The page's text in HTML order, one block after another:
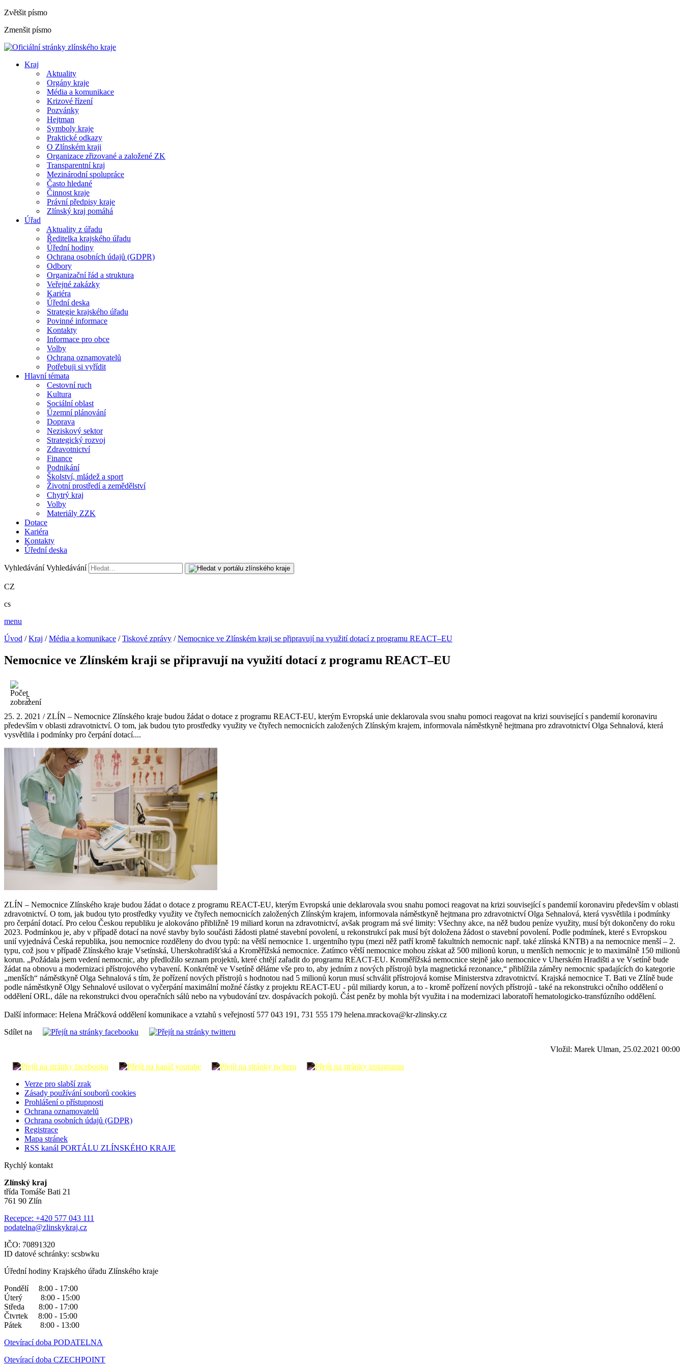
Zvětšit písmo
Zmenšit písmo
Kraj
Aktuality
Orgány kraje
Média a komunikace
Krizové řízení
Pozvánky
Hejtman
Symboly kraje
Praktické odkazy
O Zlínském kraji
Organizace zřizované a založené ZK
Transparentní kraj
Mezinárodní spolupráce
Často hledané
Činnost kraje
Právní předpisy kraje
Zlínský kraj pomáhá
Úřad
Aktuality z úřadu
Ředitelka krajského úřadu
Úřední hodiny
Ochrana osobních údajů (GDPR)
Odbory
Organizační řád a struktura
Veřejné zakázky
Kariéra
Úřední deska
Strategie krajského úřadu
Povinné informace
Kontakty
Informace pro obce
Volby
Ochrana oznamovatelů
Potřebuji si vyřídit
Hlavní témata
Cestovní ruch
Kultura
Sociální oblast
Územní plánování
Doprava
Neziskový sektor
Strategický rozvoj
Zdravotnictví
Finance
Podnikání
Školství, mládež a sport
Životní prostředí a zemědělství
Chytrý kraj
Volby
Materiály ZZK
Dotace
Kariéra
Kontakty
Úřední deska
Vyhledávání Vyhledávání
CZ
cs
menu
Úvod /Kraj /Média a komunikace /Tiskové zprávy /Nemocnice ve Zlínském kraji se připravují na využití dotací z programu REACT–EU
Nemocnice ve Zlínském kraji se připravují na využití dotací z programu REACT–EU
5
25. 2. 2021 / ZLÍN – Nemocnice Zlínského kraje budou žádat o dotace z programu REACT-EU, kterým Evropská unie deklarovala svou snahu pomoci reagovat na krizi související s pandemií koronaviru
především v oblasti zdravotnictví. O tom, jak budou tyto prostředky využity ve čtyřech nemocnicích založených Zlínským krajem, informovala náměstkyně hejtmana pro zdravotnictví Olga Sehnalová, která
vysvětlila i podmínky pro čerpání dotací....
ZLÍN – Nemocnice Zlínského kraje budou žádat o dotace z programu REACT-EU, kterým Evropská unie deklarovala svou snahu pomoci reagovat na krizi související s pandemií koronaviru především v oblasti
zdravotnictví. O tom, jak budou tyto prostředky využity ve čtyřech nemocnicích založených Zlínským krajem, informovala náměstkyně hejtmana pro zdravotnictví Olga Sehnalová, která vysvětlila i podmínky
pro čerpání dotací. Pro celou Českou republiku je alokováno přibližně 19 miliard korun na zdravotnictví, avšak program má své limity: Všechny akce, na něž budou peníze využity, musí být dokončeny do roku
2023. Podmínkou je, aby v případě dotací na nové stavby bylo součásti žádosti platné stavební povolení, u rekonstrukcí pak musí být doložena žádost o stavební povolení. Podle podmínek, které s Evropskou
unií vyjednává Česká republika, jsou nemocnice rozděleny do dvou typů: na větší nemocnice 1. urgentního typu (mezi něž patří kromě fakultních nemocnic např. také zlínská KNTB) a na nemocnice menší – 2.
typu, což jsou v případě Zlínského kraje Vsetínská, Uherskohradišťská a Kroměřížská nemocnice. Zatímco větší nemocnice mohou získat až 500 milionů korun, u menších nemocnic je to maximálně 150 milionů
korun. „Požádala jsem vedení nemocnic, aby předložilo seznam projektů, které chtějí zařadit do programu REACT-EU. Kroměřížská nemocnice stejně jako nemocnice v Uherském Hradišti a ve Vsetíně bude
žádat na obnovu a modernizaci přístrojového vybavení. Konkrétně ve Vsetíně děláme vše pro to, aby jedním z nových přístrojů byla magnetická rezonance,“ přiblížila záměry nemocnic spadajících do kategorie
„menších“ náměstkyně Olga Sehnalová s tím, že pořízení nových přístrojů s hodnotou nad 5 milionů korun musí schválit přístrojová komise Ministerstva zdravotnictví. Krajská nemocnice T. Bati ve Zlíně bude
podle náměstkyně Olgy Sehnalové usilovat o vyčerpání maximální možné částky z projektu REACT-EU - půl miliardy korun, a to - kromě pořízení nových přístrojů - také na rekonstrukci očního oddělení o
oddělení ORL, dále na rekonstrukci dvou operačních sálů nebo na vybudování tzv. dospávacích pokojů. Část peněz by mohla být využita i na modernizaci laboratoří hematologicko-transfúzního oddělení.
Další informace: Helena Mráčková oddělení komunikace a vztahů s veřejností 577 043 191, 731 555 179 helena.mrackova@kr-zlinsky.cz
Sdílet na
Vložil: Marek Ulman, 25.02.2021 00:00
Verze pro slabší zrak
Zásady používání souborů cookies
Prohlášení o přístupnosti
Ochrana oznamovatelů
Ochrana osobních údajů (GDPR)
Registrace
Mapa stránek
RSS kanál PORTÁLU ZLÍNSKÉHO KRAJE
Rychlý kontakt
Zlínský kraj
třída Tomáše Bati 21
761 90 Zlín
Recepce: +420 577 043 111
podatelna@zlinskykraj.cz
IČO: 70891320
ID datové schránky: scsbwku
Úřední hodiny Krajského úřadu Zlínského kraje
Pondělí 8:00 - 17:00
Úterý 8:00 - 15:00
Středa 8:00 - 17:00
Čtvrtek 8:00 - 15:00
Pátek 8:00 - 13:00
Otevírací doba PODATELNA
Otevírací doba CZECHPOINT